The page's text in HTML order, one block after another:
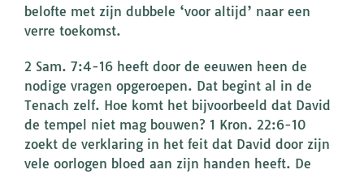
belofte met zijn dubbele ‘voor altijd’ naar een
verre toekomst.
2 Sam. 7:4-16 heeft door de eeuwen heen de
nodige vragen opgeroepen. Dat begint al in de
Tenach zelf. Hoe komt het bijvoorbeeld dat David
de tempel niet mag bouwen? 1 Kron. 22:6-10
zoekt de verklaring in het feit dat David door zijn
vele oorlogen bloed aan zijn handen heeft. De